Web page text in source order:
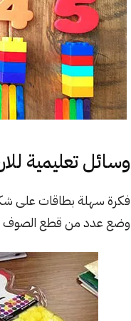
وسائل تعليمية
فكرة سهلة بطاقات على
وضع عدد من قطع الصوف